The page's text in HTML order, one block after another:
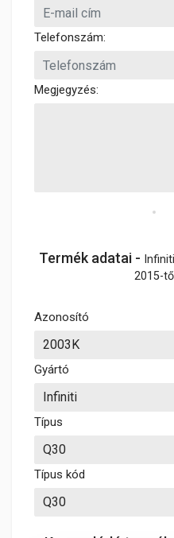
Telefonszám:
Megjegyzés:
Termék adatai -
2015-
Azonosító
Gyártó
Típus
Típus kód